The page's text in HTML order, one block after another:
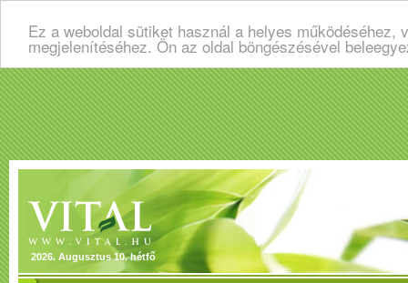
Ez a weboldal sütiket használ a helyes
megjelenítéséhez. Ön az oldal böngészésével
2026. Augusztus 10. hétfő